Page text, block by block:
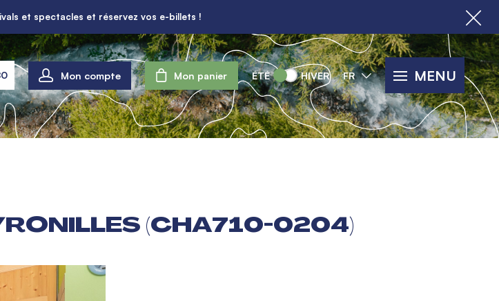
et spectacles et réservez vos e-billets !
Mon compte Mon panier ÉTÉ HIVER FR MENU
(CHA710-0204)